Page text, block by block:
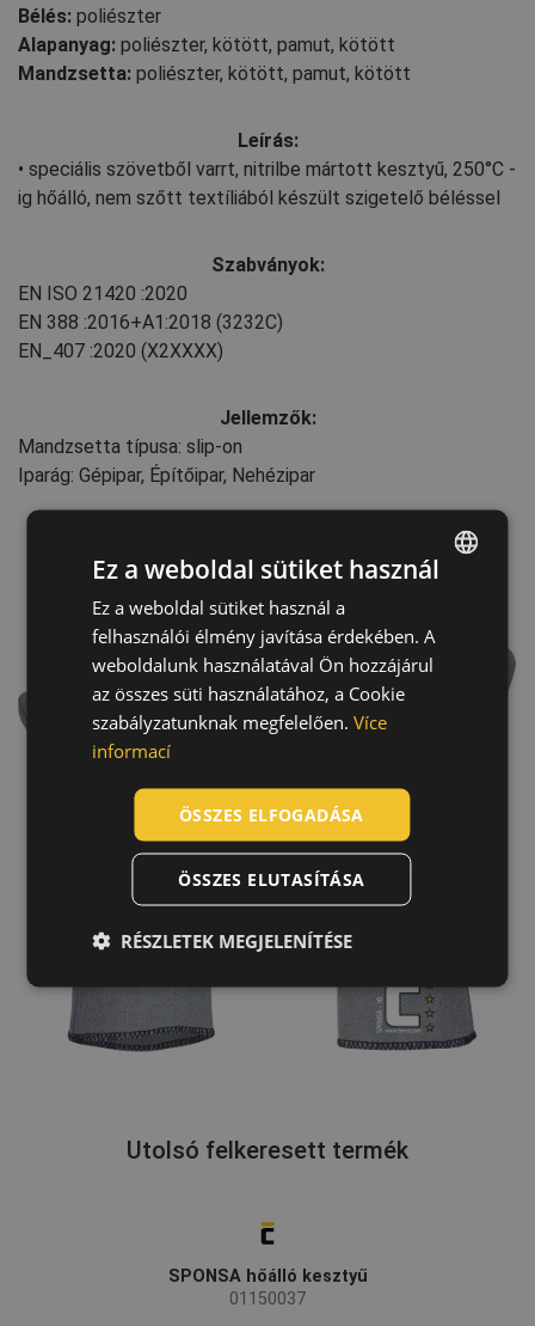
Bélés: poliészter
Alapanyag: poliészter, kötött, pamut, kötött
Mandzsetta: poliészter, kötött, pamut, kötött
Leírás:
• speciális szövetből varrt, nitrilbe mártott kesztyű, 250°C -
ig hőálló, nem szőtt textíliából készült szigetelő béléssel
Szabványok:
EN ISO 21420 :2020
EN 388 :2016+A1:2018 (3232C)
EN_407 :2020 (X2XXXX)
Jellemzők:
Mandzsetta típusa: slip-on
Iparág: Gépipar, Építőipar, Nehézipar
Utolsó felkeresett termék
SPONSA hőálló kesztyű
01150037
CZECH
HUNGARIAN
SLOVAK
GERMAN
FRENCH
Ez a weboldal sütiket használ
Ez a weboldal sütiket használ a
felhasználói élmény javítása érdekében. A
weboldalunk használatával Ön hozzájárul
az összes süti használatához, a Cookie
szabályzatunknak megfelelően. Více
informací
ÖSSZES ELFOGADÁSA
ÖSSZES ELUTASÍTÁSA
RÉSZLETEK MEGJELENÍTÉSE